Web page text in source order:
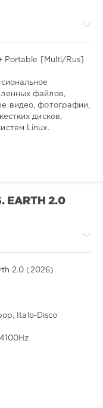
файлов,
видео, фотографии,
дисков,
Linux.
EARTH 2.0
Italo-Disco